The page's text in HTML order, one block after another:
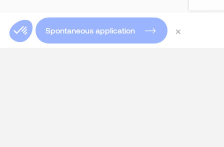
Spontaneous application ×